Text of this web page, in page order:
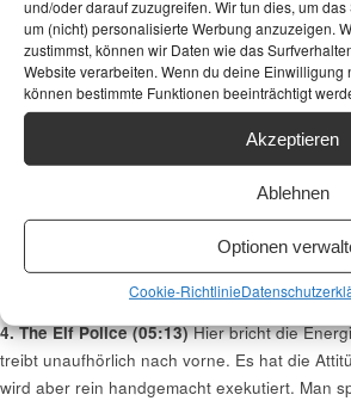
und/oder darauf zuzugreifen. Wir tun dies, um
um (nicht) personalisierte Werbung anzuzeigen.
zustimmst, können wir Daten wie das
Website verarbeiten. Wenn du deine Einwilligung
können bestimmte Funktionen beeinträchtigt
Akzeptieren
Ablehnen
Optionen
Cookie-Richtlinie
„falsch“ oder holprig anfühlen müssten, es
vertracktes Spiel, bei dem der Takt zu
immer wieder fängt und in einen
Akustischer Drum ’n‘ Bass, der den Kopf
Ein kurzes
anmutendes Vorspiel, das Spannung
vor einem Sprint. Es bereitet die Bühne für
eine gewisse Dringlichkeit erahnen.
4. The Elf Police (05:13)Hier bricht die
treibt unaufhörlich nach vorne. Es hat die
wird aber rein handgemacht exekutiert. Man